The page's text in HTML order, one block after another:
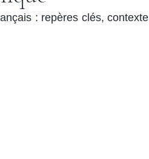
: repères clés, contexte